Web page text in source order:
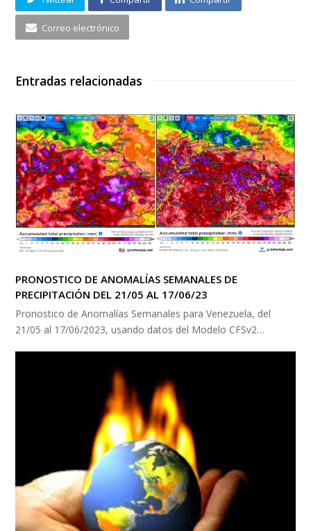
Correo electrónico
Entradas relacionadas
PRONOSTICO DE ANOMALÍAS SEMANALES DE
PRECIPITACIÓN DEL 21/05 AL 17/06/23
Pronostico de Anomalías Semanales para Venezuela, del
21/05 al 17/06/2023, usando datos del Modelo CFSv2…